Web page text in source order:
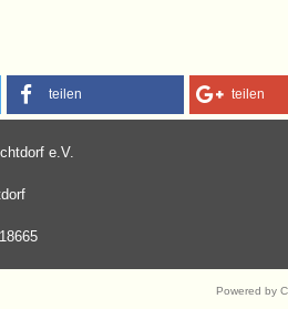
teilen teilen
e.V.
Powered by